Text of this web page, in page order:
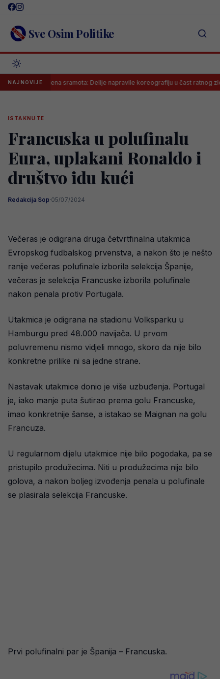
Skip
content Sve Osim Politike
NAJNOVIJE
Neviđena sramota: Delije napravile koreografiju u čast ratnog zločinca
ISTAKNUTE
Francuska u polufinalu
Eura, uplakani Ronaldo i
društvo idu kući
Redakcija Sop·05/07/2024
Večeras je odigrana druga četvrtfinalna utakmica
Evropskog fudbalskog prvenstva, a nakon što je nešto
ranije večeras polufinale izborila selekcija Španije,
večeras je selekcija Francuske izborila polufinale
nakon penala protiv Portugala.
Utakmica je odigrana na stadionu Volksparku u
Hamburgu pred 48.000 navijača. U prvom
poluvremenu nismo vidjeli mnogo, skoro da nije bilo
konkretne prilike ni sa jedne strane.
Nastavak utakmice donio je više uzbuđenja. Portugal
je, iako manje puta šutirao prema golu Francuske,
imao konkretnije šanse, a istakao se Maignan na golu
Francuza.
U regularnom dijelu utakmice nije bilo pogodaka, pa se
pristupilo produžecima. Niti u produžecima nije bilo
golova, a nakon boljeg izvođenja penala u polufinale
se plasirala selekcija Francuske.
Prvi polufinalni par je Španija – Francuska.